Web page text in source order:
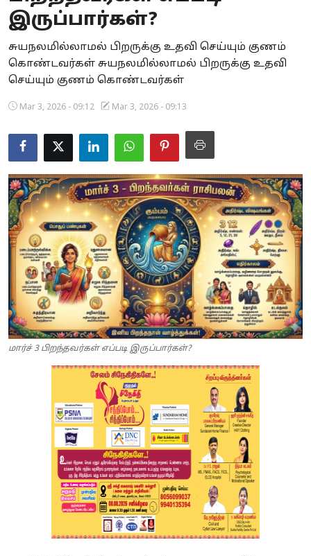
Business
Crime
Tamilnadu
National
World
Astrology
Spirituality
Weather
Politics
இருப்பார்கள்?
சுயநலமில்லாமல் பிறருக்கு உதவி செய்யும் குணம்
கொண்டவர்கள் சுயநலமில்லாமல் பிறருக்கு உதவி
செய்யும் குணம் கொண்டவர்கள்
Mar 3, 2026 - 09:12 Mar 3, 2026 - 09:13
மார்ச் 3 பிறந்தவர்கள் எப்படி இருப்பார்கள்?